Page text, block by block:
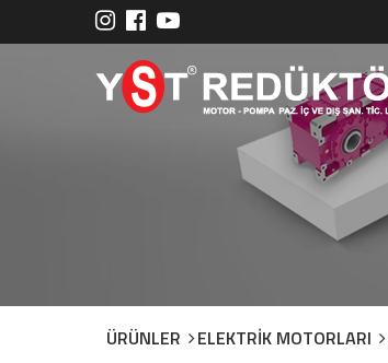
ÜRÜNLER ELEKTRİK MOTORLARI